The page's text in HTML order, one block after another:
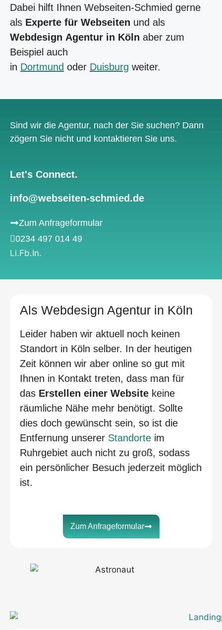
Dabei hilft Ihnen Webseiten-Schmied gerne
als Experte für Webseiten und als
Webdesign Agentur in Köln aber zum
Beispiel auch
in Dortmund oder Duisburg weiter.
Sind wir die Agentur, nach der Sie suchen? Dann
zögern Sie nicht und kontaktieren Sie uns.
Let's Connect.
info@webseiten-schmied.de
Zum Anfrageformular
0234 497 014 49
Li.Fb.In.
Als Webdesign Agentur in Köln
Leider haben wir aktuell noch keinen
Standort in Köln selber. In der heutigen
Zeit können wir aber online so gut mit
Ihnen in Kontakt treten, dass man für
das Erstellen einer Website keine
räumliche Nähe mehr benötigt. Sollte
dies doch gewünscht sein, so ist die
Entfernung unserer Standorte im
Ruhrgebiet auch nicht zu groß, sodass
ein persönlicher Besuch jederzeit möglich
ist.
Zum Anfrageformular